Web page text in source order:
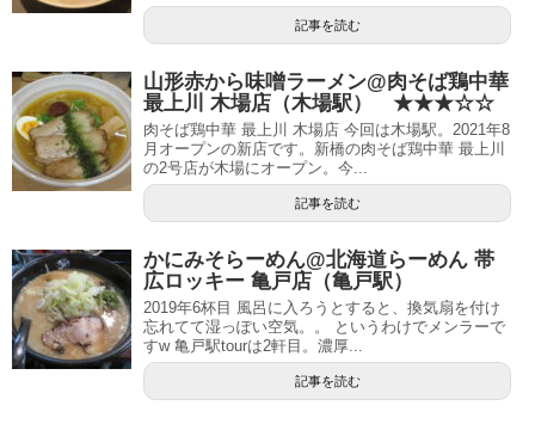
記事を読む
山形赤から味噌ラーメン@肉そば鶏中華
最上川 木場店（木場駅） ★★★☆☆
肉そば鶏中華 最上川 木場店 今回は木場駅。2021年8
月オープンの新店です。新橋の肉そば鶏中華 最上川
の2号店が木場にオープン。今...
記事を読む
かにみそらーめん@北海道らーめん 帯
広ロッキー 亀戸店（亀戸駅）
2019年6杯目 風呂に入ろうとすると、換気扇を付け
忘れてて湿っぽい空気。。 というわけでメンラーで
すw 亀戸駅tourは2軒目。濃厚...
記事を読む